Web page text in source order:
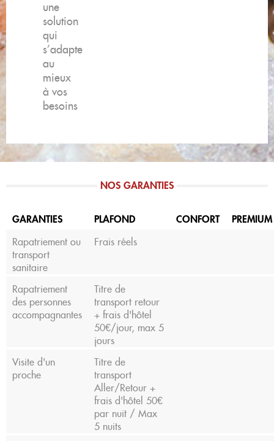
une
solution
qui
s’adapte
au
mieux
à vos
besoins​
NOS GARANTIES
GARANTIES PLAFOND CONFORT PREMIUM
Rapatriement ou
transport
sanitaire
Frais réels
Rapatriement
des personnes
accompagnantes
Titre de
transport retour
+ frais d'hôtel
50€/jour, max 5
jours
Visite d'un
proche
Titre de
transport
Aller/Retour +
frais d'hôtel 50€
par nuit / Max
5 nuits